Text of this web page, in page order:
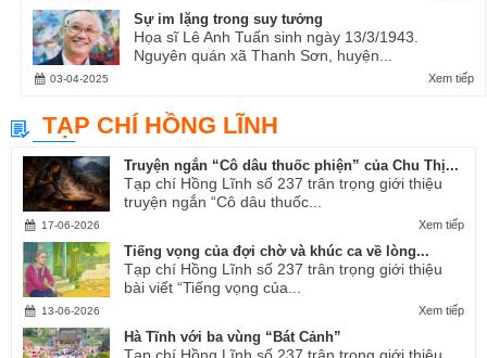
Sự im lặng trong suy tưởng
Họa sĩ Lê Anh Tuấn sinh ngày 13/3/1943.
Nguyên quán xã Thanh Sơn, huyện...
Xem tiếp
03-04-2025
TẠP CHÍ HỒNG LĨNH
Truyện ngắn “Cô dâu thuốc phiện” của Chu Thị...
Tạp chí Hồng Lĩnh số 237 trân trọng giới thiệu
truyện ngắn “Cô dâu thuốc...
Xem tiếp
17-06-2026
Tiếng vọng của đợi chờ và khúc ca về lòng...
Tạp chí Hồng Lĩnh số 237 trân trọng giới thiệu
bài viết “Tiếng vọng của...
Xem tiếp
13-06-2026
Hà Tĩnh với ba vùng “Bát Cảnh”